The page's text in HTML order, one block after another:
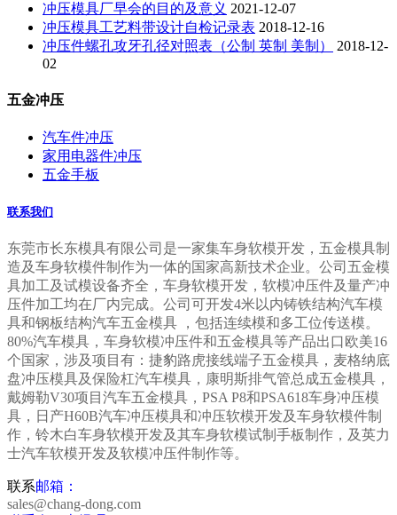
冲压模具厂早会的目的及意义 2021-12-07
冲压模具工艺料带设计自检记录表 2018-12-16
冲压件螺孔攻牙孔径对照表（公制 英制 美制）
2018-12-
02
五金冲压
汽车件冲压
家用电器件冲压
五金手板
联系我们
东莞市长东模具有限公司是一家集车身软模开发，五金模具制
造及车身软模件制作为一体的国家高新技术企业。公司五金模
具加工及试模设备齐全，车身软模开发，软模冲压件及量产冲
压件加工均在厂内完成。公司可开发4米以内铸铁结构汽车模
具和钢板结构汽车五金模具 ，包括连续模和多工位传送模。
80%汽车模具，车身软模冲压件和五金模具等产品出口欧美16
个国家，涉及项目有：捷豹路虎接线端子五金模具，麦格纳底
盘冲压模具及保险杠汽车模具，康明斯排气管总成五金模具，
戴姆勒V30项目汽车五金模具，PSA P8和PSA618车身冲压模
具，日产H60B汽车冲压模具和冲压软模开发及车身软模件制
作，铃木白车身软模开发及其车身软模试制手板制作，及英力
士汽车软模开发及软模冲压件制作等。
联系邮箱：
sales@chang-dong.com